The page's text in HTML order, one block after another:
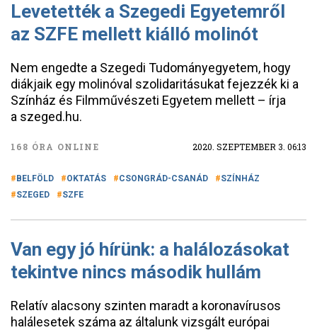
Levetették a Szegedi Egyetemről
az SZFE mellett kiálló molinót
Nem engedte a Szegedi Tudományegyetem, hogy
diákjaik egy molinóval szolidaritásukat fejezzék ki a
Színház és Filmművészeti Egyetem mellett – írja
a szeged.hu.
168 ÓRA ONLINE 2020. SZEPTEMBER 3. 06:13
BELFÖLD OKTATÁS CSONGRÁD-CSANÁD
SZÍNHÁZ
SZEGED
SZFE
Van egy jó hírünk: a halálozásokat
tekintve nincs második hullám
Relatív alacsony szinten maradt a koronavírusos
halálesetek száma az általunk vizsgált európai